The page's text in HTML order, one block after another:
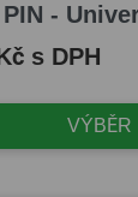
PIN -
s DPH
VÝBĚR